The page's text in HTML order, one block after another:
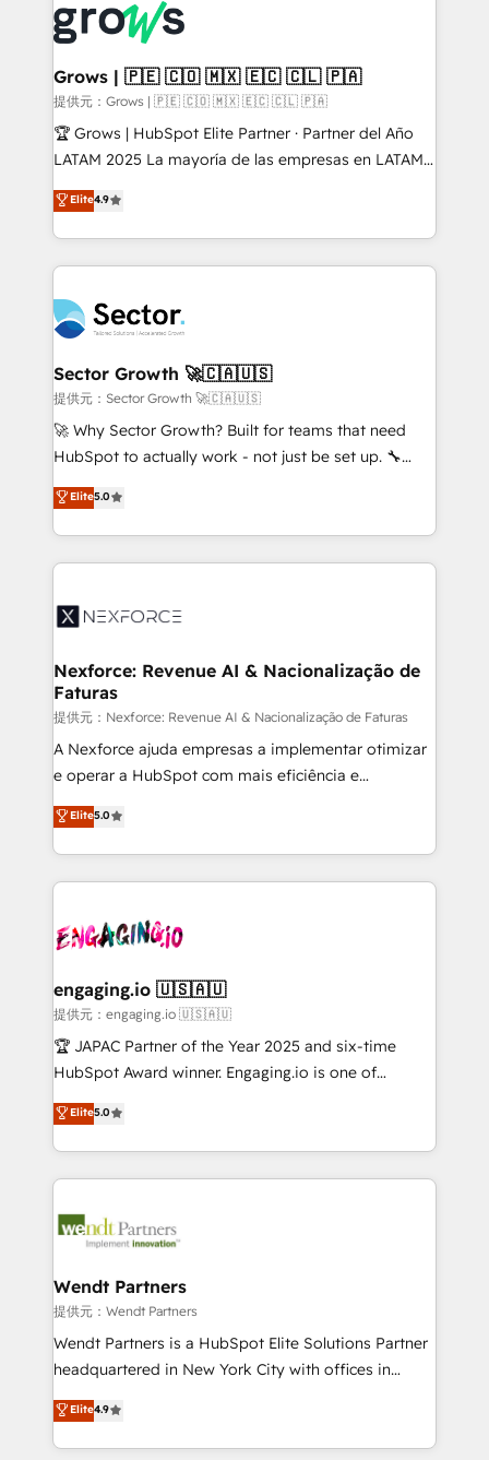
ops at mid-market companies ready to move
beyond spreadsheets into unified systems that
drive real business results.
Own back-end developers - Complex data
migrations (e.g. Salesforce, MS Dynamics, Perfect
View, SuperOffice) - Custom integrations (e.g. MS
Business Central, Navision, AX, SAP, Exact, AFAS) We
focus on growing B2B companies in the SME sector
such as manufacturing, SaaS, business services and
partner, we know how important user adoption is.
That's why we have developed a step-by-step
technology and people with each other. Together we
strive for optimal customer processes and
experiences. Systony – We believe you can grow!
Grows | 🇵🇪 🇨🇴 🇲🇽 🇪🇨 🇨🇱 🇵🇦
提供元：Grows | 🇵🇪 🇨🇴 🇲🇽 🇪🇨 🇨🇱 🇵🇦
🏆 Grows | HubSpot Elite Partner · Partner del Año
LATAM 2025 La mayoría de las empresas en LATAM
no tienen un problema de herramientas. Tienen un
problema de orden. Equipos desalineados, datos
dispersos y procesos que dependen de personas
clave — no de sistemas. Eso frena el crecimiento,
⚙️ Grows ordena los procesos comerciales, alinea
marketing, ventas y servicio, e implementa HubSpot
de forma que genera resultados reales desde las
primeras semanas — no meses. 🤝 No entregamos
proyectos y nos vamos. Nos quedamos como
socios estratégicos, ayudando a sostener y escalar
no es crecer — es solo moverse rápido. 🌎
Operamos en Colombia, Perú, México, Ecuador,
retail, salud, banca, bienes raíces, construcción y
B2B.
Elite4.9
Sector Growth 🚀🇨🇦🇺🇸
提供元：Sector Growth 🚀🇨🇦🇺🇸
🚀 Why Sector Growth? Built for teams that need
HubSpot to actually work - not just be set up. 🔧
HubSpot Experts: Onboarding, migrations,
automation, and training built for adoption. ⚡ Highly
Technical Execution: ERP, EMR and Custom
Integrations; complex builds delivered in weeks, not
workflows; automation agents; process optimization
Healthcare: HIPAA implementations; secure data
workflows 💼 Financial Services: compliant
workflows; audit-ready reporting ⚖️ Legal: client
intake; pipeline and document workflows 🛒 E-
Commerce: Shopify, WooCommerce; lifecycle and
portfolio and lifecycle management 🏭
Manufacturing: ERP integrations; operational
implementations where required 💡 Why 500+
Clients Choose Us: Elite Partner; technical, fast, and
built to scale.
Elite5.0
Nexforce: Revenue AI & Nacionalização de
Faturas
提供元：Nexforce: Revenue AI & Nacionalização de Faturas
A Nexforce ajuda empresas a implementar otimizar
e operar a HubSpot com mais eficiência e
previsibilidade de receita. Combinamos Revenue
Operations (RevOps) e Inteligência Artificial para
estruturar processos integrar sistemas organizar
dados e automatizar operações. O objetivo é
operacional de receita conectando equipes
Também somos distribuidores oficiais da HubSpot
e de mais de 150 softwares globais permitindo
contratar e pagar a HubSpot em reais com nota
fiscal no Brasil e gerar economia de até 50% na
Oferecemos ainda agentes de IA especializados em
HubSpot que automatizam tarefas executam rotinas
empresas em 13 países utilizam a Nexforce. Somos
a maior parceira da HubSpot na América Latina e
HubSpot.
Elite5.0
engaging.io 🇺🇸🇦🇺
提供元：engaging.io 🇺🇸🇦🇺
🏆 JAPAC Partner of the Year 2025 and six-time
HubSpot Award winner. Engaging.io is one of
HubSpot’s most experienced Agency Partners
globally, delivering complex HubSpot
implementations for 16+ years. With 700+ projects
completed across APAC and North America, we help
migrations, custom integrations, data architecture,
Salesforce, Microsoft Dynamics, and legacy CRM
migrations; custom integrations with platforms
including Ticketmaster, Ticketek, SevenRooms,
NetSuite, Snowflake, and Salesforce; HubSpot CMS
a Ticketmaster Nexus Partner, we deliver advanced
sports and events integrations in the HubSpot
Elite5.0
Wendt Partners
提供元：Wendt Partners
Wendt Partners is a HubSpot Elite Solutions Partner
headquartered in New York City with offices in
Toronto, London and Melbourne. As a global
HubSpot partner, we specialize in working with
sophisticated B2B companies to implement the
Elite4.9